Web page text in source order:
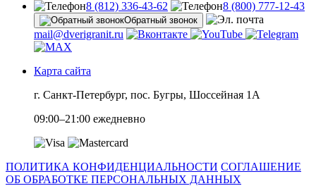
8 (812) 336-43-62
8 (800) 777-12-43
Обратный звонок
mail@dverigranit.ru
Карта сайта
г. Санкт-Петербург, пос. Бугры, Шоссейная 1А
09:00–21:00 ежедневно
ПОЛИТИКА КОНФИДЕНЦИАЛЬНОСТИ СОГЛАШЕНИЕ
ОБ ОБРАБОТКЕ ПЕРСОНАЛЬНЫХ ДАННЫХ